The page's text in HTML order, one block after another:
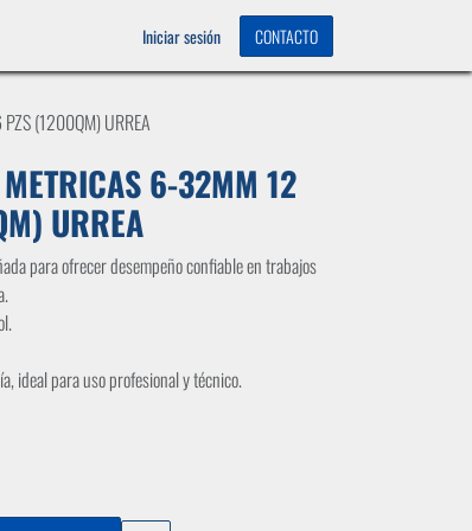
Iniciar sesión CONTACTO
(1200QM) URREA
6-32MM 12
URREA
para ofrecer desempeño confiable en trabajos
ideal para uso profesional y técnico.